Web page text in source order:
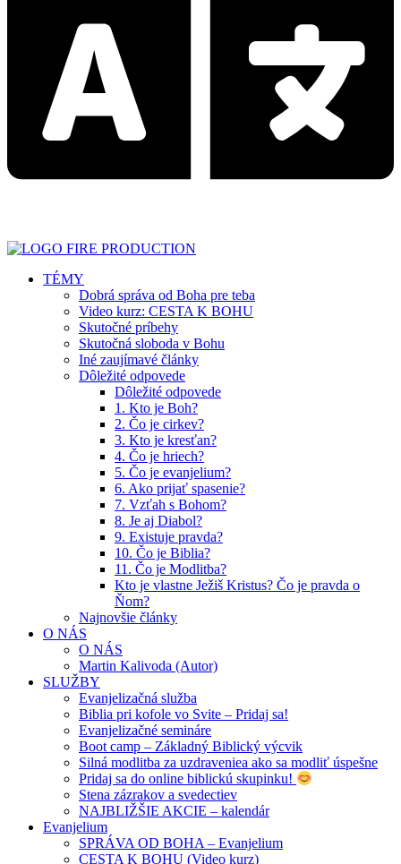
TÉMY
Dobrá správa od Boha pre teba
Video kurz: CESTA K BOHU
Skutočné príbehy
Skutočná sloboda v Bohu
Iné zaujímavé články
Dôležité odpovede
Dôležité odpovede
1. Kto je Boh?
2. Čo je cirkev?
3. Kto je kresťan?
4. Čo je hriech?
5. Čo je evanjelium?
6. Ako prijať spasenie?
7. Vzťah s Bohom?
8. Je aj Diabol?
9. Existuje pravda?
10. Čo je Biblia?
11. Čo je Modlitba?
Kto je vlastne Ježiš Kristus? Čo je pravda o
Ňom?
Najnovšie články
O NÁS
O NÁS
Martin Kalivoda (Autor)
SLUŽBY
Evanjelizačná služba
Biblia pri kofole vo Svite – Pridaj sa!
Evanjelizačné semináre
Boot camp – Základný Biblický výcvik
Silná modlitba za uzdraveniea ako sa modliť úspešne
Pridaj sa do online biblickú skupinku!
Stena zázrakov a svedectiev
NAJBLIŽŠIE AKCIE – kalendár
Evanjelium
SPRÁVA OD BOHA – Evanjelium
CESTA K BOHU (Video kurz)